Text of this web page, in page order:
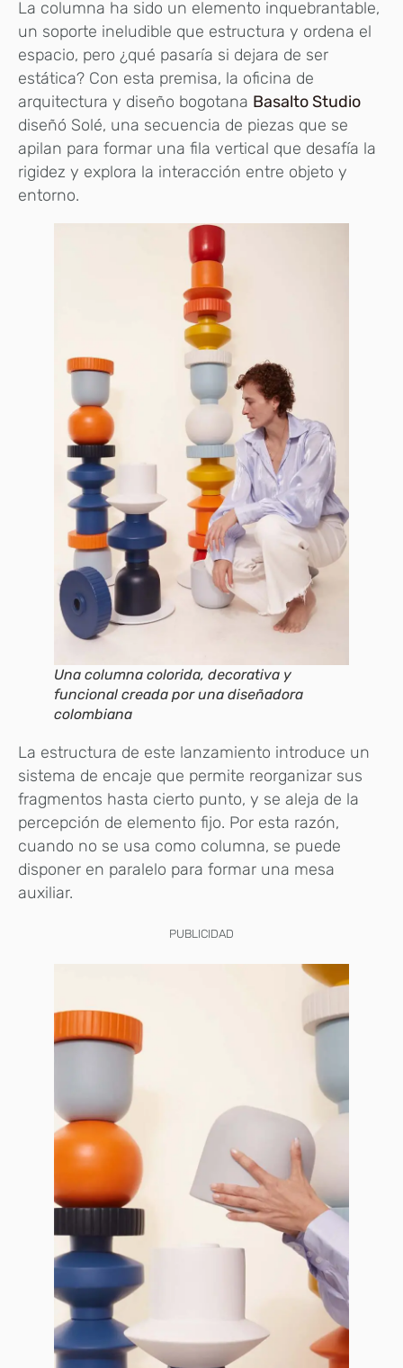
La columna ha sido un elemento inquebrantable,
un soporte ineludible que estructura y ordena el
espacio, pero ¿qué pasaría si dejara de ser
estática? Con esta premisa, la oficina de
arquitectura y diseño bogotana Basalto Studio
diseñó Solé, una secuencia de piezas que se
apilan para formar una fila vertical que desafía la
rigidez y explora la interacción entre objeto y
entorno.
Una columna colorida, decorativa y
funcional creada por una diseñadora
colombiana
La estructura de este lanzamiento introduce un
sistema de encaje que permite reorganizar sus
fragmentos hasta cierto punto, y se aleja de la
percepción de elemento fijo. Por esta razón,
cuando no se usa como columna, se puede
disponer en paralelo para formar una mesa
auxiliar.
PUBLICIDAD